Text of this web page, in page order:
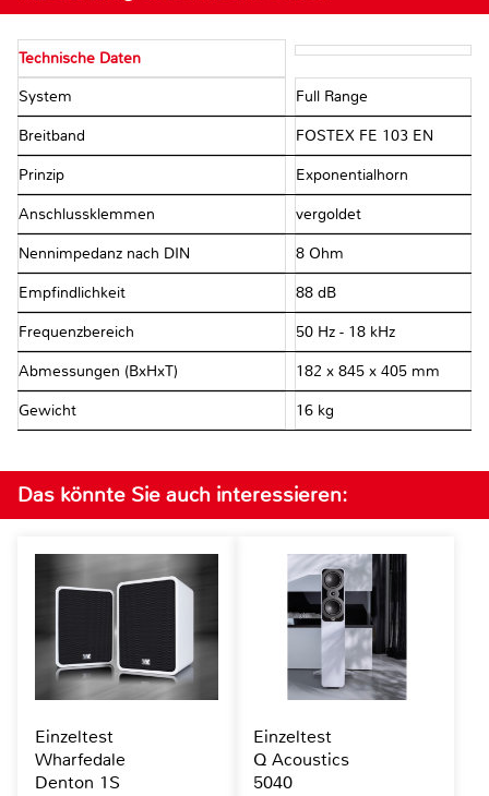
Technische Daten
System Full Range
Breitband FOSTEX FE 103 EN
Prinzip Exponentialhorn
Anschlussklemmen vergoldet
Nennimpedanz nach DIN 8 Ohm
Empfindlichkeit 88 dB
Frequenzbereich 50 Hz - 18 kHz
Abmessungen (BxHxT) 182 x 845 x 405 mm
Gewicht 16 kg
Das könnte Sie auch interessieren:
Einzeltest
Wharfedale
Denton 1S
Einzeltest
Q Acoustics
5040